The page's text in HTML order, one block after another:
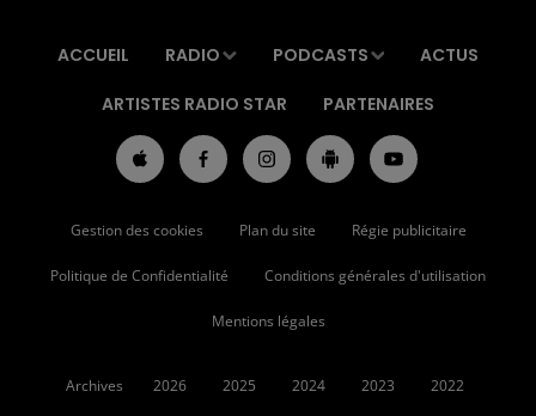
ACCUEIL RADIO PODCASTS ACTUS
ARTISTES RADIO STAR PARTENAIRES
Gestion des cookies Plan du site Régie publicitaire
Politique de Confidentialité Conditions générales d'utilisation
Mentions légales
Archives 2026 2025 2024 2023 2022